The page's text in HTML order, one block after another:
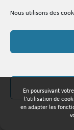
Nous utilisons des
Adapei
En poursuivant
l'utilisation de
en adapter les